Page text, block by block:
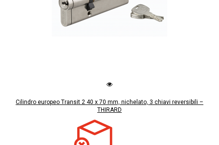
Cilindro europeo Transit 2 40 x 70 mm, nichelato, 3 chiavi reversibili –
THIRARD